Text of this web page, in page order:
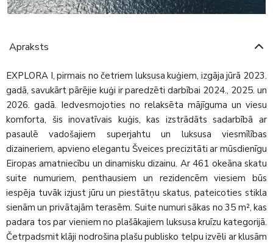
Apraksts
EXPLORA I, pirmais no četriem luksusa kuģiem, izgāja jūrā 2023.
gadā, savukārt pārējie kuģi ir paredzēti darbībai 2024., 2025. un
2026. gadā. Iedvesmojoties no relaksēta mājīguma un viesu
komforta, šis inovatīvais kuģis, kas izstrādāts sadarbībā ar
pasaulē vadošajiem superjahtu un luksusa viesmīlības
dizaineriem, apvieno elegantu Šveices precizitāti ar mūsdienīgu
Eiropas amatniecību un dinamisku dizainu. Ar 461 okeāna skatu
suite numuriem, penthausiem un rezidencēm viesiem būs
iespēja tuvāk izjust jūru un piestātņu skatus, pateicoties stikla
sienām un privātajām terasēm. Suite numuri sākas no 35 m², kas
padara tos par vieniem no plašākajiem luksusa kruīzu kategorijā.
Četrpadsmit klāji nodrošina plašu publisko telpu izvēli ar klusām